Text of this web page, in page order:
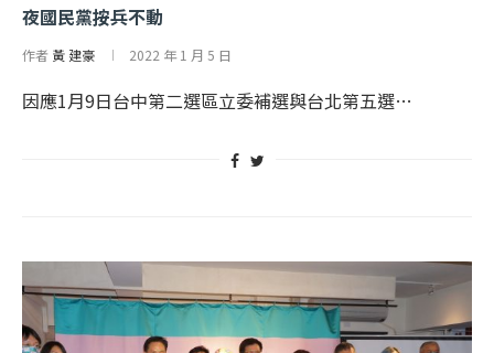
夜國民黨按兵不動
作者 黃 建豪 2022 年 1 月 5 日
因應1月9日台中第二選區立委補選與台北第五選…